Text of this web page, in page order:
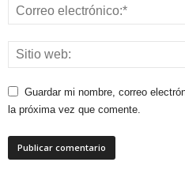
Guardar mi nombre, correo
la próxima vez que comente.